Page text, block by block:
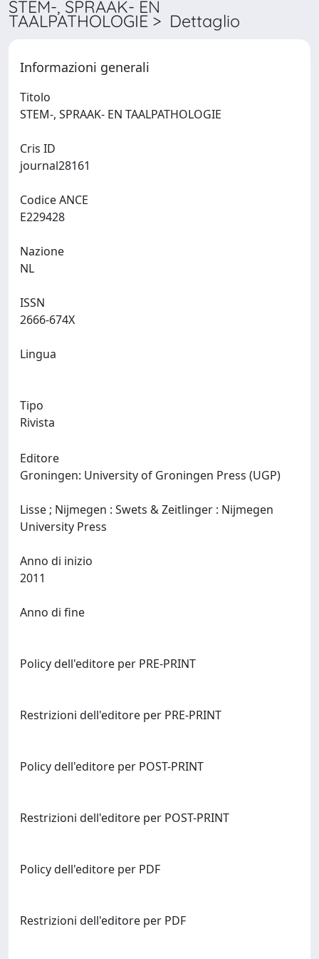
STEM-, SPRAAK- EN
TAALPATHOLOGIE > Dettaglio
Informazioni generali
Titolo
Cris ID
Codice ANCE
Nazione
ISSN
Lingua
Tipo
Rivista
Editore
Groningen: University of Groningen Press (UGP)
Lisse ; Nijmegen : Swets & Zeitlinger : Nijmegen
Anno di inizio
Anno di fine
Policy dell'editore per PRE-PRINT
Restrizioni dell'editore per PRE-PRINT
Policy dell'editore per POST-PRINT
Restrizioni dell'editore per POST-PRINT
Policy dell'editore per PDF
Restrizioni dell'editore per PDF